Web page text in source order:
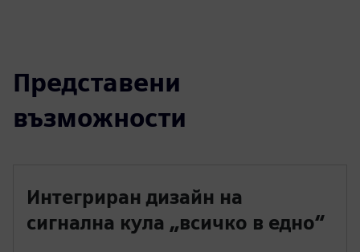
Представени
възможности
Интегриран дизайн на
сигнална кула „всичко в едно“